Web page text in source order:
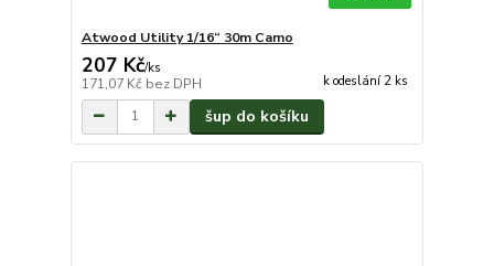
Atwood Utility 1/16“ 30m Camo
207 Kč/ks
171,07 Kč bez DPH k odeslání 2 ks
šup do košíku